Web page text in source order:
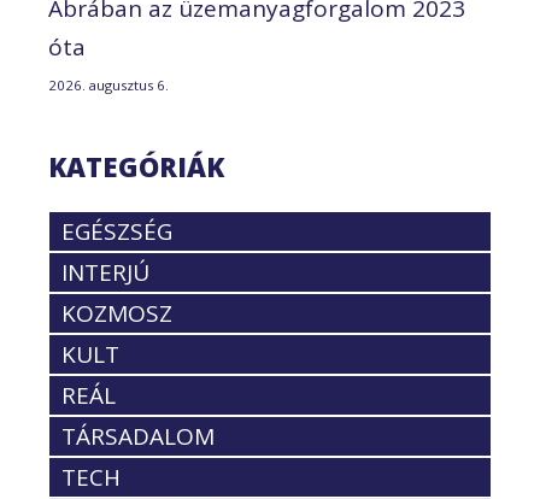
Ábrában az üzemanyagforgalom 2023
óta
2026. augusztus 6.
KATEGÓRIÁK
EGÉSZSÉG
INTERJÚ
KOZMOSZ
KULT
REÁL
TÁRSADALOM
TECH